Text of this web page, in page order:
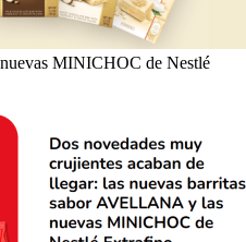
MINICHOC de Nestlé